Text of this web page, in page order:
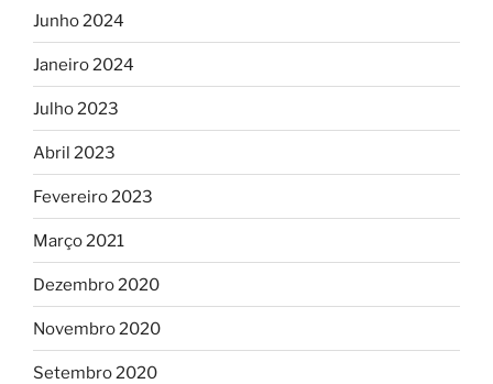
Junho 2024
Janeiro 2024
Julho 2023
Abril 2023
Fevereiro 2023
Março 2021
Dezembro 2020
Novembro 2020
Setembro 2020